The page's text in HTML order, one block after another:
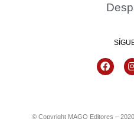
© Copyright MAGO Editores –